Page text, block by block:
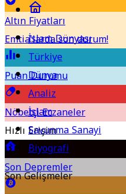
Altın Fiyatları
Emtia'larda son durum!
Puan Durumu
Nöbetçi Eczaneler
Hızlı Erişim
Son Depremler
İslam Dünyası
Türkiye
Dünya
Analiz
İslam
Savunma Sanayi
Biyografi
Son Gelişmeler